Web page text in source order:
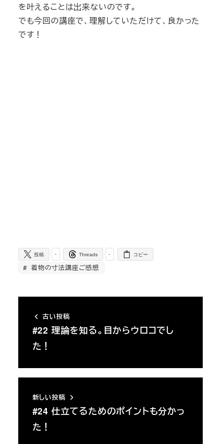
を叶えることは出来ないのです。
でも今回の講座で、理解していただけて、良かった
です！
-
投稿 -
Threads コピー
着物の寸法講座ご感想
古い投稿
#22 理論を知る。目からウロコでし
た！
新しい投稿
#24 仕立てるためのポイントも分かっ
た！